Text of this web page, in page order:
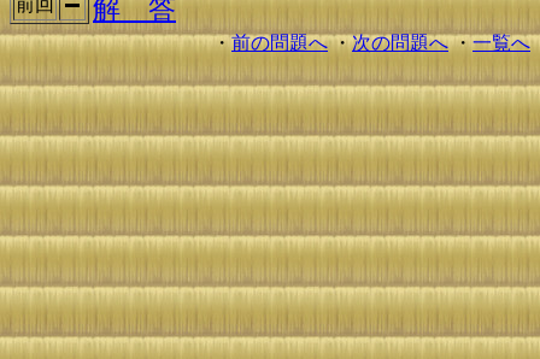
解 答
・前の問題へ・次の問題へ・一覧へ